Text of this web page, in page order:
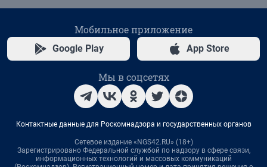
Мобильное приложение
Google Play App Store
Мы в соцсетях
Контактные данные для Роскомнадзора и государственных органов
Сетевое издание «NGS42.RU» (18+)
Зарегистрировано Федеральной службой по надзору в сфере связи,
информационных технологий и массовых коммуникаций